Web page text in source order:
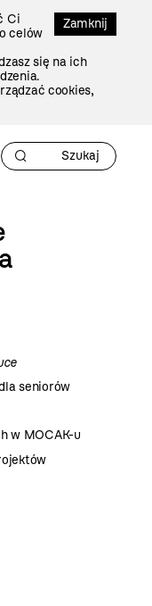
Zamknij
Ci
celów
się na ich
cookies,
seniorów
w MOCAK-u